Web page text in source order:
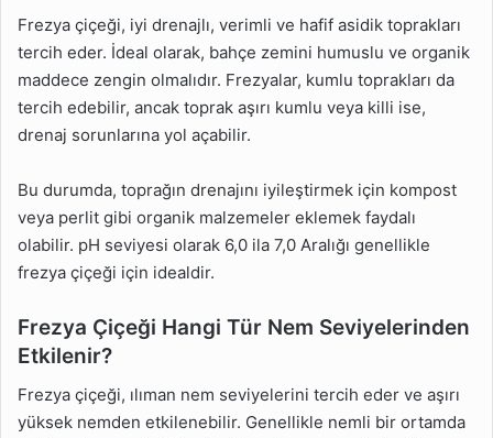
Frezya çiçeği, iyi drenajlı, verimli ve hafif asidik toprakları
tercih eder. İdeal olarak, bahçe zemini humuslu ve organik
maddece zengin olmalıdır. Frezyalar, kumlu toprakları da
tercih edebilir, ancak toprak aşırı kumlu veya killi ise,
drenaj sorunlarına yol açabilir.
Bu durumda, toprağın drenajını iyileştirmek için kompost
veya perlit gibi organik malzemeler eklemek faydalı
olabilir. pH seviyesi olarak 6,0 ila 7,0 Aralığı genellikle
frezya çiçeği için idealdir.
Frezya Çiçeği Hangi Tür Nem Seviyelerinden
Etkilenir?
Frezya çiçeği, ılıman nem seviyelerini tercih eder ve aşırı
yüksek nemden etkilenebilir. Genellikle nemli bir ortamda